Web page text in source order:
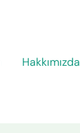
Hakkımızda